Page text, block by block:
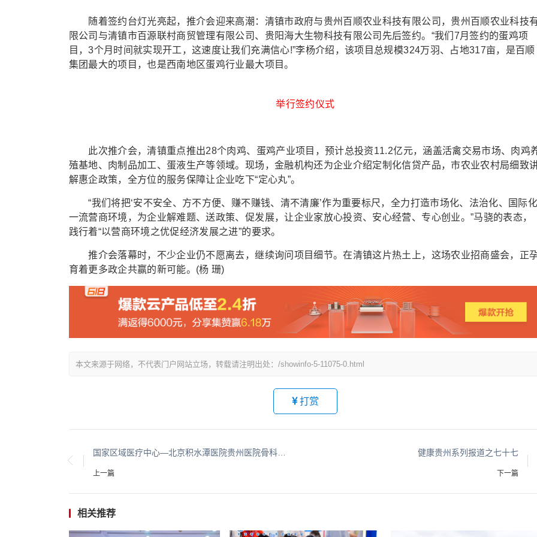
随着签约台灯光亮起，推介会迎来高潮：清镇市政府与贵州百顺农业科技有限公司，贵州百顺农业科技
限公司与清镇市百源联村商贸管理有限公司、贵阳海大生物科技有限公司先后签约。“我们7月签约的蛋鸡项
目，3个月时间就实现开工，这速度让我们充满信心!”李杨介绍，该项目总规模324万羽、占地317亩，是百顺
集团最大的项目，也是西南地区蛋鸡行业最大项目。
举行签约仪式
此次推介会，清镇重点推出28个肉鸡、蛋鸡产业项目，预计总投资11.2亿元，涵盖活禽交易市场、肉鸡
殖基地、肉制品加工、蛋液生产等领域。现场，金融机构还为企业介绍定制化信贷产品，市农业农村局细致
解惠企政策，全方位的服务保障让企业吃下“定心丸”。
“我们将把‘安不安全、方不方便、赚不赚钱、清不清廉’作为重要标尺，全力打造市场化、法治化、国际化
一流营商环境，为企业解难题、送政策、促发展，让企业家放心投资、安心经营、专心创业。”马骁的表态，
践行着“以营商环境之优促经济发展之进”的要求。
推介会落幕时，不少企业仍不愿离去，继续询问项目细节。在清镇这片热土上，这场农业招商盛会，正
育着更多政企共赢的新可能。(杨 珊)
本文来源于网络，不代表门户网站立场，转载请注明出处：/showinfo-5-11075-0.html
打赏
国家区域医疗中心—北京积水潭医院贵州医院骨科专科联盟大会在贵州贵阳召开
上一篇
健康贵州系列报道之七十七
下一篇
相关推荐